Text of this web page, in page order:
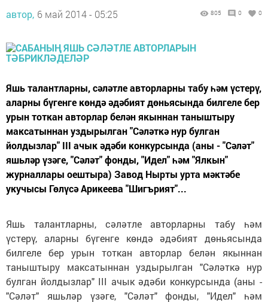
автор, 6 май 2014 - 05:25 805 0 0
Яшь талантларны, сәләтле авторларны табу һәм үстерү,
аларны бүгенге көндә әдәбият дөньясында билгеле бер
урын тоткан авторлар белән якыннан таныштыру
максатыннан уздырылган "Сәләткә нур булган
йолдызлар" III ачык әдәби конкурсында (аны - "Сәләт"
яшьләр үзәге, "Сәләт" фонды, "Идел" һәм "Ялкын"
журналлары оештыра) Завод Нырты урта мәктәбе
укучысы Гөлүсә Арикеева "Шигърият"...
Яшь талантларны, сәләтле авторларны табу һәм
үстерү, аларны бүгенге көндә әдәбият дөньясында
билгеле бер урын тоткан авторлар белән якыннан
таныштыру максатыннан уздырылган "Сәләткә нур
булган йолдызлар" III ачык әдәби конкурсында (аны -
"Сәләт" яшьләр үзәге, "Сәләт" фонды, "Идел" һәм